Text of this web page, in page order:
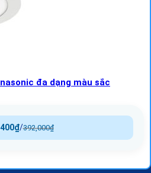
đa dạng màu sắc
392,000₫
/
₫